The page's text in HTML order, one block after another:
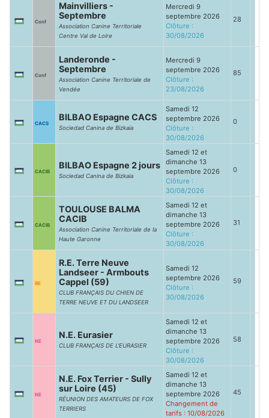
Conf
Mainvilliers -
Septembre
Association Canine Territoriale
Centre Val de Loire
Mercredi 9
septembre 2026
Clôture :
30/08/2026
28
Conf
Landeronde -
Septembre
Association Canine Territoriale de
Vendée
Mercredi 9
septembre 2026
Clôture :
23/08/2026
85
CACS
BILBAO Espagne CACS
Sociedad Canina de Bizkaia
Samedi 12
septembre 2026
Clôture :
30/08/2026
0
CACIB
BILBAO Espagne 2 jours
Sociedad Canina de Bizkaia
Samedi 12 et
dimanche 13
septembre 2026
Clôture :
30/08/2026
0
CACIB
TOULOUSE BALMA
CACIB
Association Canine Territoriale de la
Haute Garonne
Samedi 12 et
dimanche 13
septembre 2026
Clôture :
30/08/2026
31
RE
R.E. Terre Neuve
Landseer - Armbouts
Cappel (59)
CLUB FRANÇAIS DU CHIEN DE
TERRE NEUVE ET DU LANDSEER
Samedi 12
septembre 2026
Clôture :
30/08/2026
59
NE
N.E. Eurasier
CLUB FRANÇAIS DE L'EURASIER
Samedi 12 et
dimanche 13
septembre 2026
Clôture :
30/08/2026
58
NE
N.E. Fox Terrier - Sully
sur Loire (45)
RÉUNION DES AMATEURS DE FOX
TERRIERS
Samedi 12 et
dimanche 13
septembre 2026
Changement de
tarifs : 10/08/2026
45